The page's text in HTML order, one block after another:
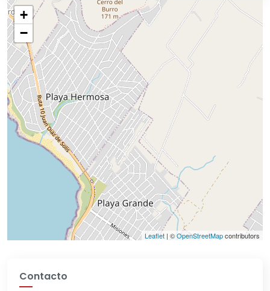
+
−
Leaflet | ©OpenStreetMapcontributors
Contacto